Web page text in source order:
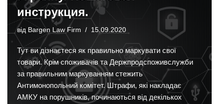
инструкция.
від Bargen Law Firm 15.09.2020
Тут ви дізнаєтеся як правильно маркувати свої
товари. Крім споживачів та Держпродспоживслужби
за правильним маркуванням стежить
Антимонопольний комітет. Штрафи, які накладає
АМКУ на порушників, починаються від декількох